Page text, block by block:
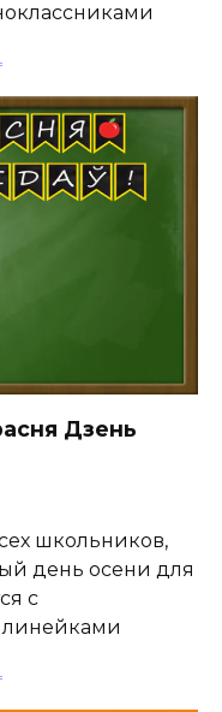
Дзень
школьников,
день осени для
с